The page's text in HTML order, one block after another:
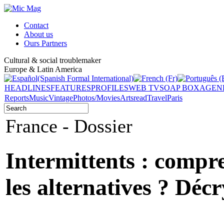
Contact
About us
Ours Partners
Cultural & social troublemaker
Europe & Latin America
HEADLINESFEATURESPROFILESWEB TVSOAP BOX
ReportsMusicVintagePhotos/MoviesArtsreadTravelParis
France - Dossier
Intermittents :
les alternatives ?